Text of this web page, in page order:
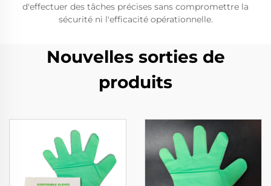
d'effectuer des tâches précises sans compromettre la
sécurité ni l'efficacité opérationnelle.
Nouvelles sorties de
produits